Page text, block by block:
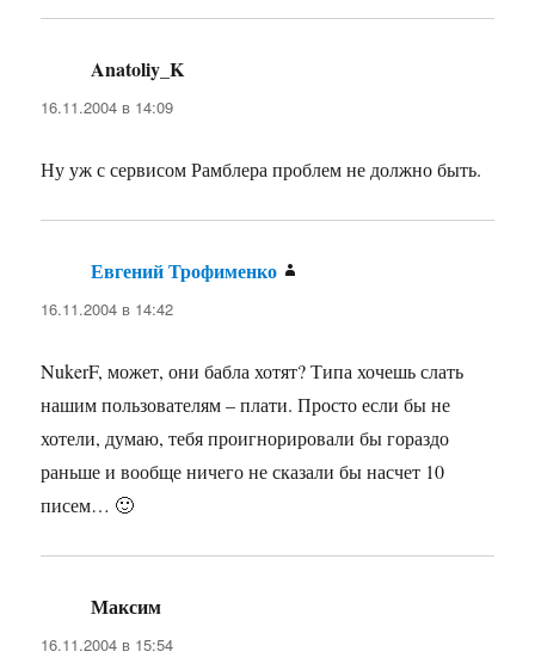
Anatoliy_K:
16.11.2004 в 14:09
Ну уж с сервисом Рамблера проблем не должно быть.
Евгений Трофименко
16.11.2004 в 14:42
NukerF, может, они бабла хотят? Типа хочешь слать
нашим пользователям – плати. Просто если бы не
хотели, думаю, тебя проигнорировали бы гораздо
раньше и вообще ничего не сказали бы насчет 10
писем… 🙂
Максим
16.11.2004 в 15:54